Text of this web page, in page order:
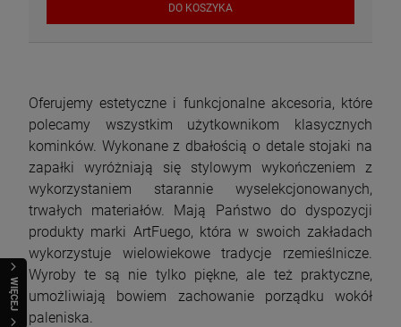
WIĘCEJ
DO KOSZYKA
Oferujemy estetyczne i funkcjonalne akcesoria, które
polecamy wszystkim użytkownikom klasycznych
kominków. Wykonane z dbałością o detale stojaki na
zapałki wyróżniają się stylowym wykończeniem z
wykorzystaniem starannie wyselekcjonowanych,
trwałych materiałów. Mają Państwo do dyspozycji
produkty marki ArtFuego, która w swoich zakładach
wykorzystuje wielowiekowe tradycje rzemieślnicze.
Wyroby te są nie tylko piękne, ale też praktyczne,
umożliwiają bowiem zachowanie porządku wokół
paleniska.